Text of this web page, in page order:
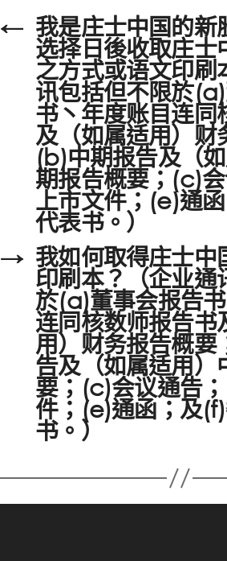
← 我是庄士中国的新
选择日後收取庄士
之方式或语文印刷
讯包括但不限於
书丶年度账目连同
及（如属适用）财
(b)中期报告及（
期报告概要；(c)
上市文件；(e)通
代表书。）
→ 我如何取得庄士中
印刷本？（企业通
於(a)董事会报告
连同核数师报告书
用）财务报告概
告及（如属适用）
要；(c)会议通告
件；(e)通函；及
书。）